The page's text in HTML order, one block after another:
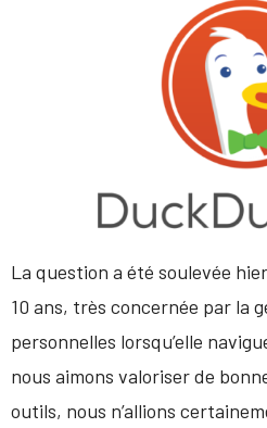
La question a été soulevée
10 ans, très concernée par la
personnelles lorsqu’elle
nous aimons valoriser de
outils, nous n’allions